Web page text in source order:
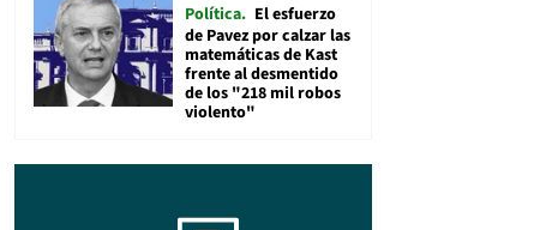
Política El esfuerzo
de Pavez por calzar las
matemáticas de Kast
frente al desmentido
de los "218 mil robos
violento"